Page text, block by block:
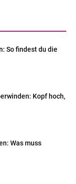
So findest du die
Kopf hoch,
Was muss